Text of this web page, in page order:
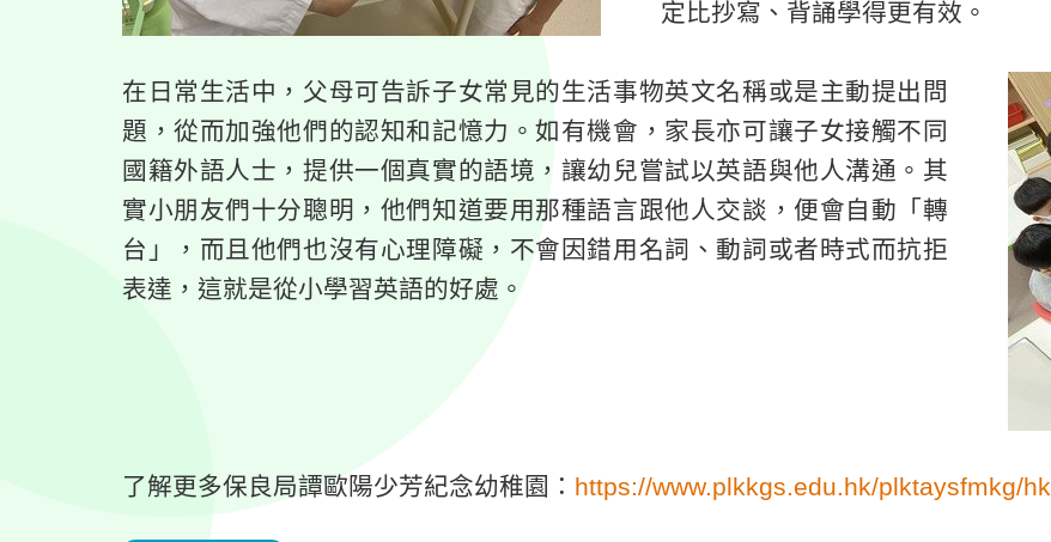
定比抄寫、背誦學得更有效。
在日常生活中，父母可告訴子女常見的生活事物英文名稱或是主動提出問
題，從而加強他們的認知和記憶力。如有機會，家長亦可讓子女接觸不同
國籍外語人士，提供一個真實的語境，讓幼兒嘗試以英語與他人溝通。其
實小朋友們十分聰明，他們知道要用那種語言跟他人交談，便會自動「轉
台」，而且他們也沒有心理障礙，不會因錯用名詞、動詞或者時式而抗拒
表達，這就是從小學習英語的好處。
了解更多保良局譚歐陽少芳紀念幼稚園： https://www.plkkgs.edu.hk/plktaysfmkg/hk